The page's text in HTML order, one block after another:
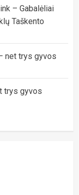
– Gabalėliai
Taškento
net trys gyvos
trys gyvos